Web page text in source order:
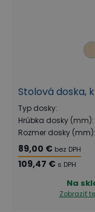
Stolová doska,
Typ dosky:
Hrúbka dosky (mm):
Rozmer dosky (mm):
89,00 € bez DPH
109,47 € s DPH
Na
Zobraziť